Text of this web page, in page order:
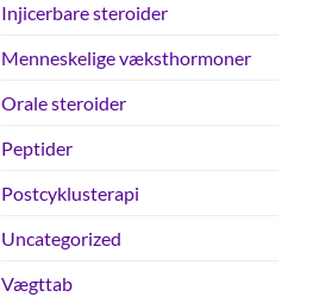
Injicerbare steroider
Menneskelige væksthormoner
Orale steroider
Peptider
Postcyklusterapi
Uncategorized
Vægttab